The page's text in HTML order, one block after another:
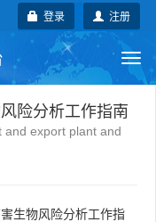
注册
登录
地方标准
险分析工作指南
and export plant and
生物风险分析工作指